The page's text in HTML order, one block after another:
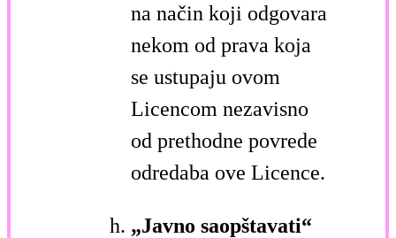
na način koji odgovara
nekom od prava koja
se ustupaju ovom
Licencom nezavisno
od prethodne povrede
odredaba ove Licence.
„Javno saopštavati“